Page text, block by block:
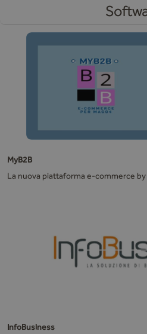
MyB2B
La nuova piattaforma e-commerce
InfoBusiness